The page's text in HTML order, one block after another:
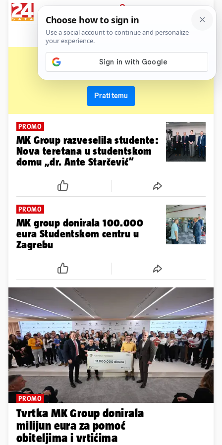
PRIJAVA
News
mk group
Prati temu
PROMO
MK Group razveselila studente:
Nova teretana u studentskom
domu „dr. Ante Starčević”
PROMO
MK group donirala 100.000
eura Studentskom centru u
Zagrebu
PROMO
Tvrtka MK Group donirala
milijun eura za pomoć
obiteljima i vrtićima